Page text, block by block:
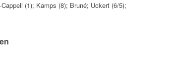
(1); Kamps (8); Bruné; Uckert (6/5);